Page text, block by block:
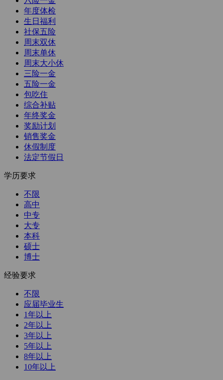
年度体检
生日福利
社保五险
周末双休
周末单休
周末大小休
三险一金
五险一金
包吃住
综合补贴
年终奖金
奖励计划
销售奖金
休假制度
法定节假日
学历要求
不限
高中
中专
大专
本科
硕士
博士
经验要求
不限
应届毕业生
1年以上
2年以上
3年以上
5年以上
8年以上
10年以上